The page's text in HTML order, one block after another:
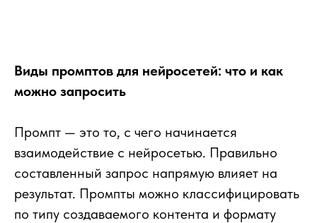
Виды промптов для нейросетей: что и как
можно запросить
Промпт — это то, с чего начинается
взаимодействие с нейросетью. Правильно
составленный запрос напрямую влияет на
результат. Промпты можно классифицировать
по типу создаваемого контента и формату